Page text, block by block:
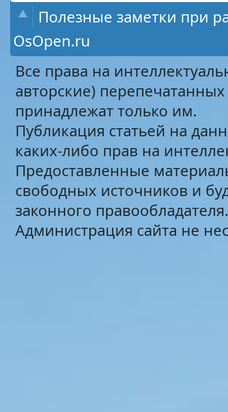
Полезные заметки при
OsOpen.ru
Все права на
авторские)
принадлежат только им.
Публикация статьей на
каких-либо прав на
Предоставленные
свободных источников и
законного правообладателя.
Администрация сайта не